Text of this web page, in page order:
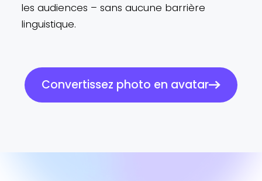
les audiences – sans aucune barrière
linguistique.
Convertissez photo en avatar